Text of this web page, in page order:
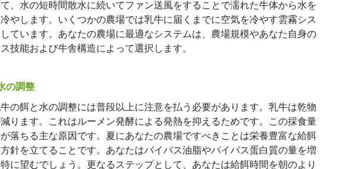
、水の短時間散水に続いてファン送風をすることで濡れた牛体から水を
やします。いくつかの農場では乳牛に届くまでに空気を冷やす雲霧シス
ています。あなたの農場に最適なシステムは、農場規模やあなた自身の
技能および牛舎構造によって選択します。
の調整
の餌と水の調整には普段以上に注意を払う必要があります。乳牛は乾物
ります。これはルーメン発酵による発熱を抑えるためです。この採食量
落ちる主な原因です。夏にあなたの農場ですべきことは栄養豊富な給餌
針を立てることです。あなたはバイパス油脂やバイパス蛋白質の量を増
に望むでしょう。更なるステップとして、あなたは給餌時間を朝のより